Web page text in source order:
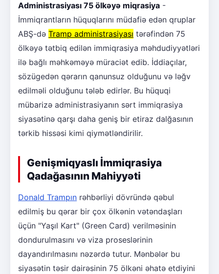
Administrasiyası 75 ölkəyə miqrasiya -
İmmiqrantların hüquqlarını müdafiə edən qruplar
ABŞ-də Tramp administrasiyası tərəfindən 75
ölkəyə tətbiq edilən immiqrasiya məhdudiyyətləri
ilə bağlı məhkəməyə müraciət edib. İddiaçılar,
sözügedən qərarın qanunsuz olduğunu və ləğv
edilməli olduğunu tələb edirlər. Bu hüquqi
mübarizə administrasiyanın sərt immiqrasiya
siyasətinə qarşı daha geniş bir etiraz dalğasının
tərkib hissəsi kimi qiymətləndirilir.
Genişmiqyaslı İmmiqrasiya
Qadağasının Mahiyyəti
Donald Trampın rəhbərliyi dövründə qəbul
edilmiş bu qərar bir çox ölkənin vətəndaşları
üçün "Yaşıl Kart" (Green Card) verilməsinin
dondurulmasını və viza proseslərinin
dayandırılmasını nəzərdə tutur. Mənbələr bu
siyasətin təsir dairəsinin 75 ölkəni əhatə etdiyini